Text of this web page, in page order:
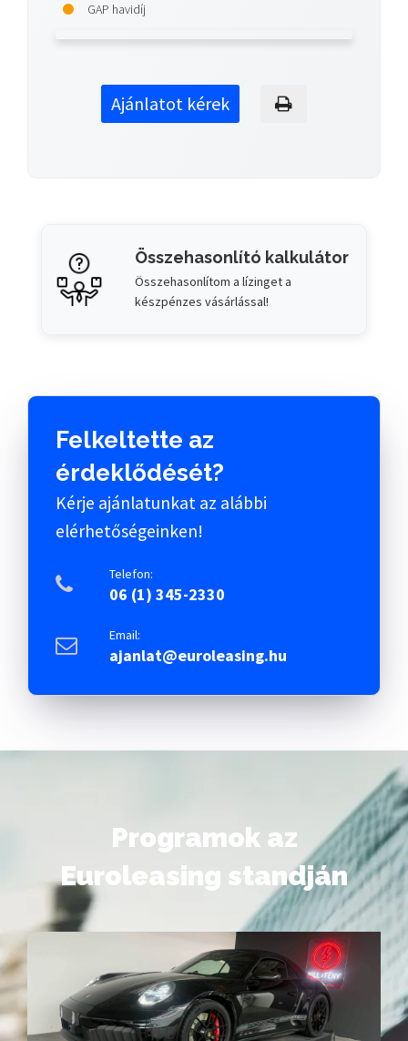
GAP havidíj
Ajánlatot kérek
Összehasonlító kalkulátor
Összehasonlítom a lízinget a
készpénzes vásárlással!
Felkeltette az
érdeklődését?
Kérje ajánlatunkat az alábbi
elérhetőségeinken!
Telefon:
06 (1) 345-2330
Email:
ajanlat@euroleasing.hu
Programok az
Euroleasing standján